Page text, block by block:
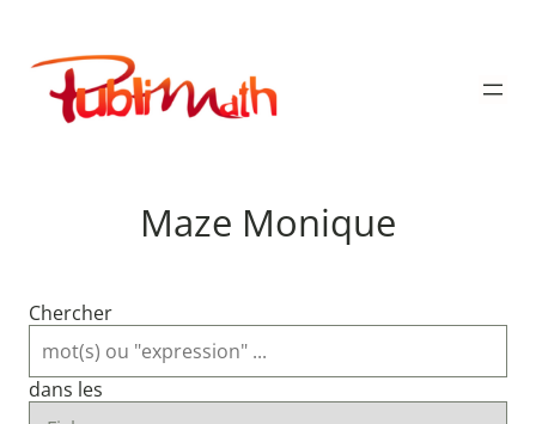
contenu
Publimath
Maze Monique
Chercher
dans les